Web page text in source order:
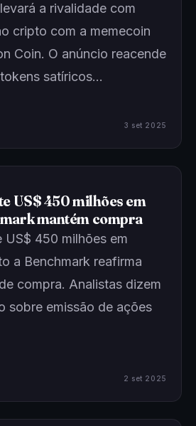
a rivalidade com
cripto com a memecoin
Coin. O anúncio reacende
satíricos…
3 set 2025
US$ 450 milhões em
mantém compra
US$ 450 milhões em
a Benchmark reafirma
compra. Analistas dizem
sobre emissão de ações
2 set 2025